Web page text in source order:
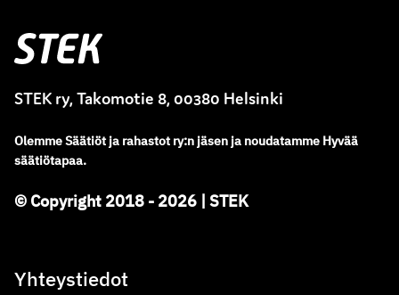
Stek
STEK ry, Takomotie 8, 00380 Helsinki
OlemmeSäätiöt ja rahastot ry:n jäsen ja noudatamme Hyvää
säätiötapaa.
© Copyright 2018 - 2026 | STEK
Yhteystiedot